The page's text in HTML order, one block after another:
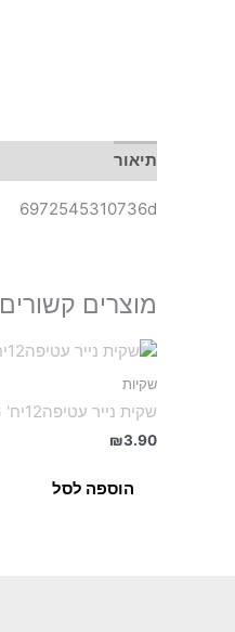
תיאור
6972545310736d
מוצרים קשורים
שקיות
שקית נייר עטיפה12יח' 13*17.5 צהוב
₪3.90
הוספה לסל